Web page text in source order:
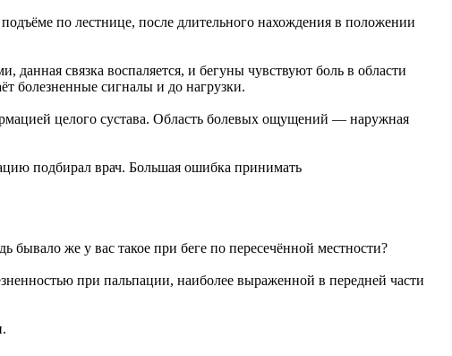
по лестнице, после длительного нахождения в положении
связка воспаляется, и бегуны чувствуют боль в области
болезненные сигналы и до нагрузки.
целого сустава. Область болевых ощущений — наружная
подбирал врач. Большая ошибка принимать
бывало же у вас такое при беге по пересечённой местности?
при пальпации, наиболее выраженной в передней части